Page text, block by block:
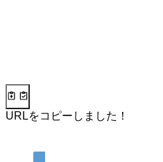
URLをコピーしました！